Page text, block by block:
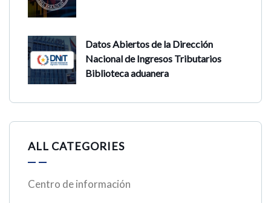
Datos Abiertos de la Dirección
Nacional de Ingresos Tributarios
Biblioteca aduanera
ALL CATEGORIES
Centro de información